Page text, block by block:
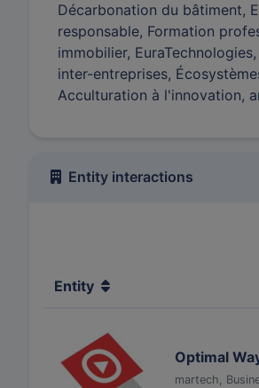
Décarbonation du bâtiment,
responsable, Formation
immobilier,
inter-entreprises,
Acculturation à l'innovation,
Entity interactions
Entity
Optimal
martech,